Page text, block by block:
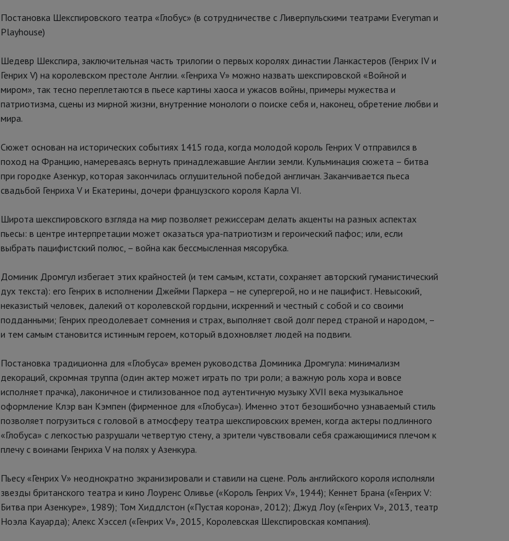
Постановка Шекспировского театра «Глобус» (в сотрудничестве с Ливерпульскими театрами Everyman и
Playhouse)
Шедевр Шекспира, заключительная часть трилогии о первых королях династии Ланкастеров (Генрих IV и
Генрих V) на королевском престоле Англии. «Генриха V» можно назвать шекспировской «Войной и
миром», так тесно переплетаются в пьесе картины хаоса и ужасов войны, примеры мужества и
патриотизма, сцены из мирной жизни, внутренние монологи о поиске себя и, наконец, обретение любви и
мира.
Сюжет основан на исторических событиях 1415 года, когда молодой король Генрих V отправился в
поход на Францию, намереваясь вернуть принадлежавшие Англии земли. Кульминация сюжета – битва
при городке Азенкур, которая закончилась оглушительной победой англичан. Заканчивается пьеса
свадьбой Генриха V и Екатерины, дочери французского короля Карла VI.
Широта шекспировского взгляда на мир позволяет режиссерам делать акценты на разных аспектах
пьесы: в центре интерпретации может оказаться ура-патриотизм и героический пафос; или, если
выбрать пацифистский полюс, – война как бессмысленная мясорубка.
Доминик Дромгул избегает этих крайностей (и тем самым, кстати, сохраняет авторский гуманистический
дух текста): его Генрих в исполнении Джейми Паркера – не супергерой, но и не пацифист. Невысокий,
неказистый человек, далекий от королевской гордыни, искренний и честный с собой и со своими
подданными; Генрих преодолевает сомнения и страх, выполняет свой долг перед страной и народом, –
и тем самым становится истинным героем, который вдохновляет людей на подвиги.
Постановка традиционна для «Глобуса» времен руководства Доминика Дромгула: минимализм
декораций, скромная труппа (один актер может играть по три роли; а важную роль хора и вовсе
исполняет прачка), лаконичное и стилизованное под аутентичную музыку XVII века музыкальное
оформление Клэр ван Кэмпен (фирменное для «Глобуса»). Именно этот безошибочно узнаваемый стиль
позволяет погрузиться с головой в атмосферу театра шекспировских времен, когда актеры подлинного
«Глобуса» с легкостью разрушали четвертую стену, а зрители чувствовали себя сражающимися плечом к
плечу с воинами Генриха V на полях у Азенкура.
Пьесу «Генрих V» неоднократно экранизировали и ставили на сцене. Роль английского короля исполняли
звезды британского театра и кино Лоуренс Оливье («Король Генрих V», 1944); Кеннет Брана («Генрих V:
Битва при Азенкуре», 1989); Том Хиддлстон («Пустая корона», 2012); Джуд Лоу («Генрих V», 2013, театр
Ноэла Кауарда); Алекс Хэссел («Генрих V», 2015, Королевская Шекспировская компания).